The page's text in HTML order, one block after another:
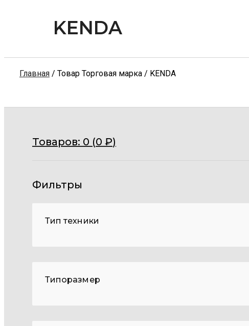
KENDA
Главная / Товар Торговая марка / KENDA
Товаров: 0 (0 ₽)
Фильтры
Тип техники
Типоразмер